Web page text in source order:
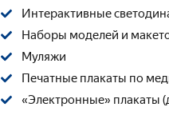
Интерактивные
Наборы моделей и
Муляжи
Печатные плакаты по
«Электронные» плакаты